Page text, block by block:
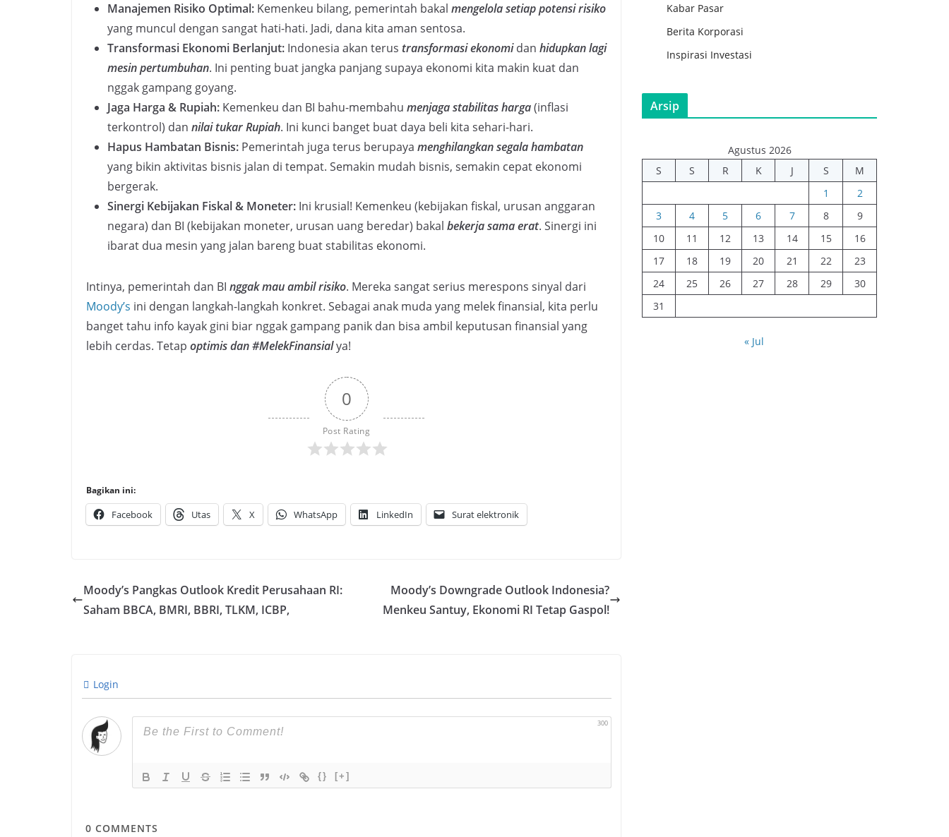
Manajemen Risiko Optimal: Kemenkeu bilang, pemerintah bakal mengelola setiap potensi risiko
yang muncul dengan sangat hati-hati. Jadi, dana kita aman sentosa.
Transformasi Ekonomi Berlanjut: Indonesia akan terus transformasi ekonomidan hidupkan lagi
mesin pertumbuhan. Ini penting buat jangka panjang supaya ekonomi kita makin kuat dan
nggak gampang goyang.
Jaga Harga & Rupiah: Kemenkeu dan BI bahu-membahu menjaga stabilitas harga(inflasi
terkontrol) dan nilai tukar Rupiah. Ini kunci banget buat daya beli kita sehari-hari.
Hapus Hambatan Bisnis: Pemerintah juga terus berupaya menghilangkan segala hambatan
yang bikin aktivitas bisnis jalan di tempat. Semakin mudah bisnis, semakin cepat ekonomi
bergerak.
Sinergi Kebijakan Fiskal & Moneter: Ini krusial! Kemenkeu (kebijakan fiskal, urusan anggaran
negara) dan BI (kebijakan moneter, urusan uang beredar) bakal bekerja sama erat. Sinergi ini
ibarat dua mesin yang jalan bareng buat stabilitas ekonomi.
Intinya, pemerintah dan BI nggak mau ambil risiko. Mereka sangat serius merespons sinyal dari
Moody’s ini dengan langkah-langkah konkret. Sebagai anak muda yang melek finansial, kita perlu
banget tahu info kayak gini biar nggak gampang panik dan bisa ambil keputusan finansial yang
lebih cerdas. Tetap optimis dan #MelekFinansialya!
0
Post Rating
Bagikan ini:
Facebook Utas X WhatsApp LinkedIn Surat elektronik
Moody’s Pangkas Outlook Kredit Perusahaan RI:
Saham BBCA, BMRI, BBRI, TLKM, ICBP,
Moody’s Downgrade Outlook Indonesia?
Menkeu Santuy, Ekonomi RI Tetap Gaspol!
Login
300
{} [+]
0 COMMENTS
Kabar Pasar
Berita Korporasi
Inspirasi Investasi
Arsip
Agustus 2026
S
S R K J S
M
1
2
3
4 5 6 7 8
9
10
11 12 13 14 15
16
17
18 19 20 21 22
23
24
25 26 27 28 29
30
31
« Jul